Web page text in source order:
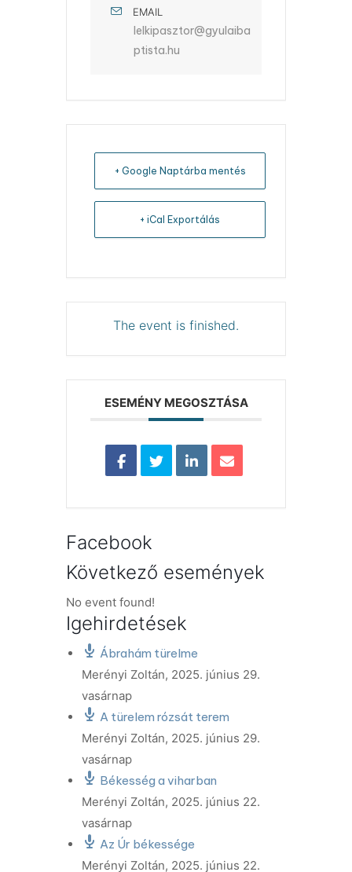
EMAIL
lelkipasztor@gyulaiba
ptista.hu
+ Google Naptárba mentés
+ iCal Exportálás
The event is finished.
ESEMÉNY MEGOSZTÁSA
Facebook
Következő események
No event found!
Igehirdetések
Ábrahám türelme
Merényi Zoltán, 2025. június 29.
vasárnap
A türelem rózsát terem
Merényi Zoltán, 2025. június 29.
vasárnap
Békesség a viharban
Merényi Zoltán, 2025. június 22.
vasárnap
Az Úr békessége
Merényi Zoltán, 2025. június 22.